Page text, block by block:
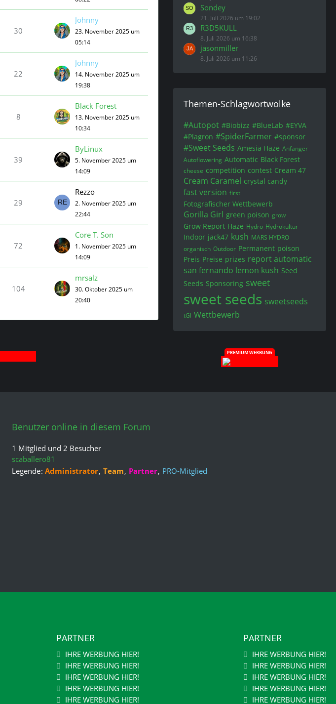
30
Johnny
23. November 2025 um
05:14
22
Johnny
14. November 2025 um
19:38
8
Black Forest
13. November 2025 um
10:34
39
ByLinux
5. November 2025 um
14:09
29
Rezzo
2. November 2025 um
22:44
72
Core T. Son
1. November 2025 um
14:09
104
mrsalz
30. Oktober 2025 um
20:40
Sondey
21. Juli 2026 um 19:02
R3D5KULL
8. Juli 2026 um 16:38
jasonmiller
8. Juli 2026 um 11:26
Themen-Schlagwortwolke
#Autopot #Biobizz #BlueLab #EYVA
#Plagron #SpiderFarmer #sponsor
#Sweet Seeds Amesia Haze Anfänger
Autoflowering Automatic Black Forest
cheese competition contest Cream 47
Cream Caramel crystal candy
fast version first
Fotografischer Wettbewerb
Gorilla Girl green poison grow
Grow Report Haze Hydro Hydrokultur
Indoor jack47 kush MARS HYDRO
organisch Outdoor Permanent poison
Preis Preise prizes report automatic
san fernando lemon kush Seed
Seeds Sponsoring sweet
sweet seeds sweetseeds
tGl Wettbewerb
PREMIUM WERBUNG
Benutzer online in diesem Forum
1 Mitglied und 2 Besucher
scaballero81
Legende Administrator Team Partner PRO-Mitglied
PARTNER
IHRE WERBUNG HIER!
IHRE WERBUNG HIER!
IHRE WERBUNG HIER!
IHRE WERBUNG HIER!
IHRE WERBUNG HIER!
PARTNER
IHRE WERBUNG HIER!
IHRE WERBUNG HIER!
IHRE WERBUNG HIER!
IHRE WERBUNG HIER!
IHRE WERBUNG HIER!